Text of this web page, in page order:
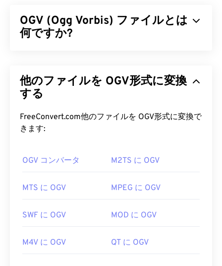
ッショナル、特にAppleプラットフォームのユーザ
ーが使用しています。AIFFはロスレス
ータや音符の位置を特定できるため、ミュージシャ
ンにとって便利です。
AIFF ファイルを開くにはどうすれ
ばいいですか?
ムに応じて Windows Media Playerまたは
には、VLCメディアプレーヤー、Audacity
Android 端末やApple以外のデバイスをご利用の場
どに変換する必要がありますのでご注意ください。
OGV (Ogg Vorbis) ファイルとは
何ですか?
およびコーデックです。非営利団体Xiph.Org
Foundationが
コーデックの一つです。OGVは、オーディオ、ビデ
オ、テキスト（字幕）、メタデータ
ューはサポートしていません。
OGV ファイルを開くにはどうすれ
OGVファイルを開くには、
VLCメディアプレーヤ
場合はWinamp 、Mac OS Xの場合は
他のファイルを OGV形式に変換
する
FreeConvert.com他のファイルを OGV形式に変換で
きます:
OGV コンバータ M2TS に OGV
MTS に OGV MPEG に OGV
SWF に OGV MOD に OGV
M4V に OGV QT に OGV